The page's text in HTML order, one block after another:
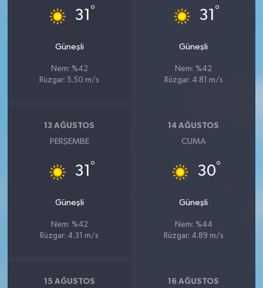
31 °
Güneşli
Nem: %42
Rüzgar: 5.50 m/s
31 °
Güneşli
Nem: %42
Rüzgar: 4.81 m/s
13 AĞUSTOS
PERŞEMBE
31 °
Güneşli
Nem: %42
Rüzgar: 4.31 m/s
14 AĞUSTOS
CUMA
30°
Güneşli
Nem: %44
Rüzgar: 4.89 m/s
15 AĞUSTOS 16 AĞUSTOS